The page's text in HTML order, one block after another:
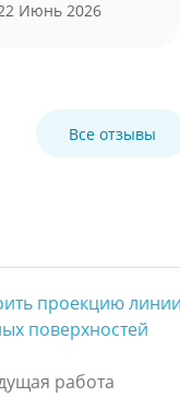
Июнь 2026
Все отзывы
проекцию
поверхностей
работа